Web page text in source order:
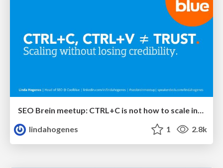
SEO Brein meetup: CTRL+C is not how to scale international SEO
lindahogenes
1 2.8k